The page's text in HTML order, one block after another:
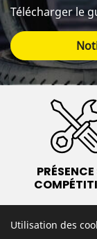
Télécharger le
Utilisation des